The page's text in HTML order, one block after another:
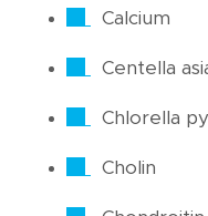
Calcium
Centella
Chlorella
Cholin